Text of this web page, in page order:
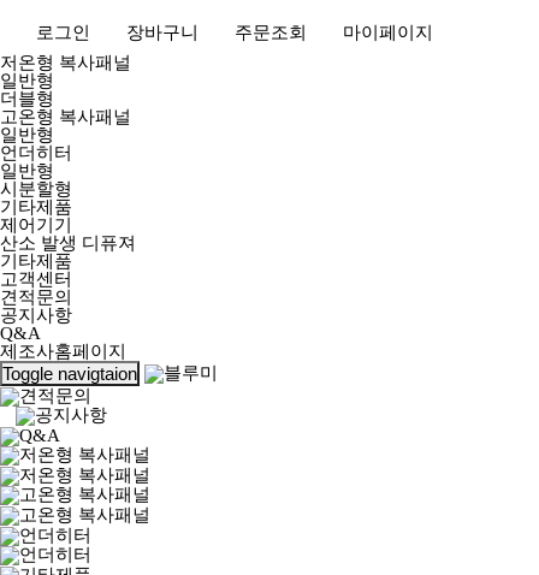
로그인 장바구니 주문조회
마이페이지
저온형 복사패널
일반형
더블형
고온형 복사패널
일반형
언더히터
일반형
시분할형
기타제품
제어기기
산소 발생 디퓨져
기타제품
고객센터
견적문의
공지사항
Q&A
제조사홈페이지
Toggle navigtaion